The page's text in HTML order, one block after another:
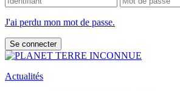
J'ai perdu mon mot de passe.
Actualités